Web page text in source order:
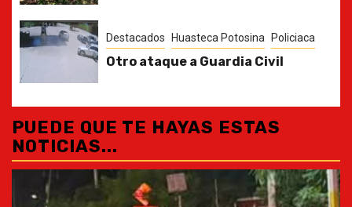
Destacados Huasteca Potosina Policiaca
Otro ataque a Guardia Civil
PUEDE QUE TE HAYAS ESTAS
NOTICIAS...